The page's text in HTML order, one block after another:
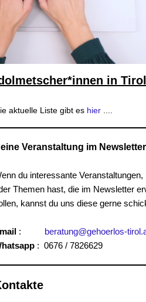
in Tirol
aktuelle Liste gibt es hier
Veranstaltung im Newsletter
du interessante Veranstaltungen,
Themen hast, die im Newsletter
kannst du uns diese gerne
: beratung@gehoerlos-
: 0676 / 7826629